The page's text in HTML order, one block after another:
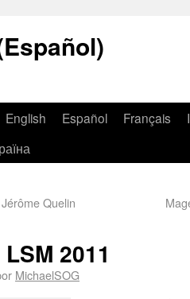
English Español Français
Quelin
2011
MichaelSOG